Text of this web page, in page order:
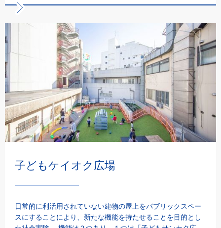
子どもケイオク広場
日常的に利活用されていない建物の屋上をパブリックスペー
スにすることにより、新たな機能を持たせることを目的とし